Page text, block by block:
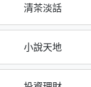
清茶淡話
小說天地